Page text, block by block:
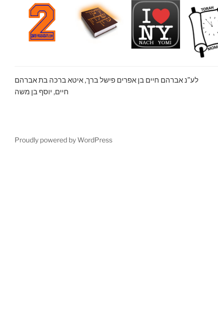
לע”נ אברהם חיים בן אפרים פישל ברך, איטא ברכה בת אברהם
חיים, יוסף בן משה
Proudly powered by WordPress